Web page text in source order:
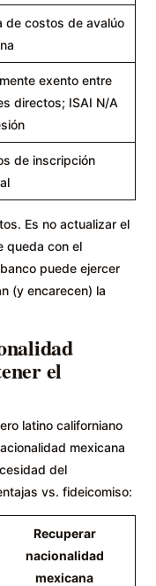
de costos de avalúo
exento entre
directos; ISAI N/A
de inscripción
Es no actualizar el
queda con el
puede ejercer
(y encarecen) la
el
latino californiano
mexicana
del
vs. fideicomiso:
Recuperar
nacionalidad
mexicana